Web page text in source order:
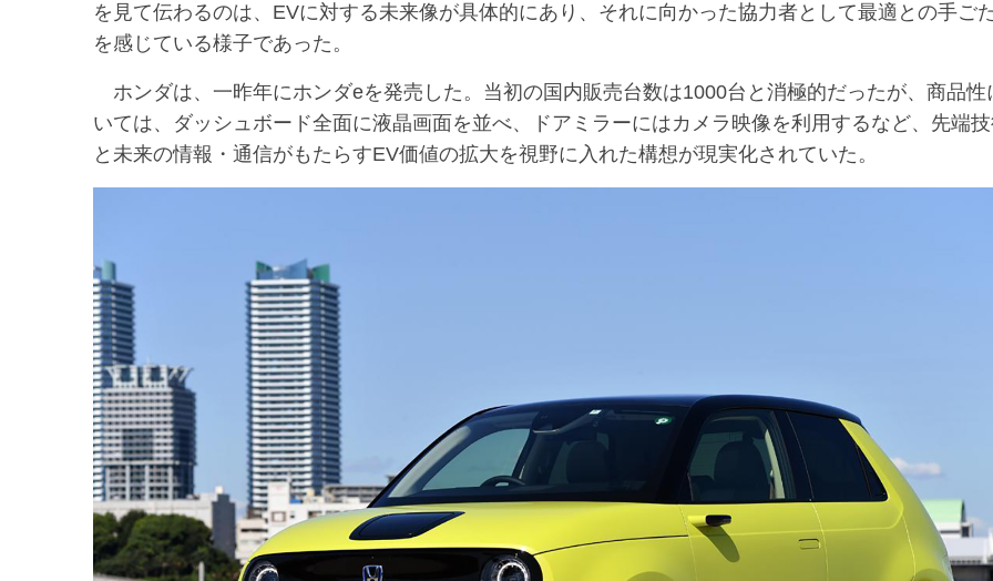
を見て伝わるのは、EVに対する未来像が具体的にあり、それに向かった協力者として最適との手ご
を感じている様子であった。
ホンダは、一昨年にホンダeを発売した。当初の国内販売台数は1000台と消極的だったが、商品性
いては、ダッシュボード全面に液晶画面を並べ、ドアミラーにはカメラ映像を利用するなど、先端
と未来の情報・通信がもたらすEV価値の拡大を視野に入れた構想が現実化されていた。